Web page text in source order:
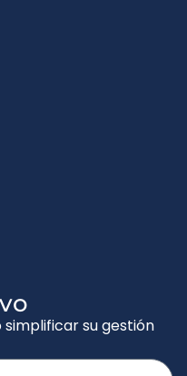
su gestión